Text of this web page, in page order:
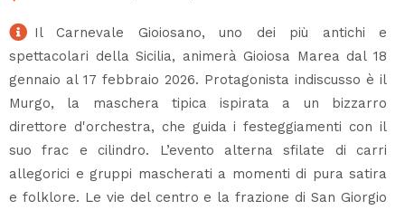
Il Carnevale Gioiosano, uno dei più antichi e
spettacolari della Sicilia, animerà Gioiosa Marea dal 18
gennaio al 17 febbraio 2026. Protagonista indiscusso è il
Murgo, la maschera tipica ispirata a un bizzarro
direttore d'orchestra, che guida i festeggiamenti con il
suo frac e cilindro. L’evento alterna sfilate di carri
allegorici e gruppi mascherati a momenti di pura satira
e folklore. Le vie del centro e la frazione di San Giorgio